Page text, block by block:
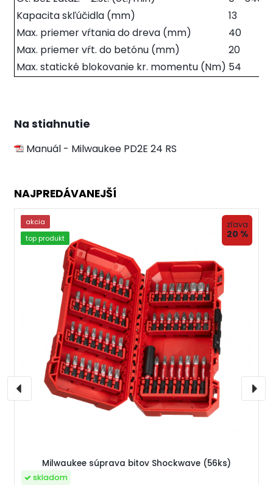
Kapacita skľúčidla (mm)
13
Max. priemer vŕtania do dreva (mm)
40
Max. priemer vŕt. do betónu (mm)
20
Max. statické blokovanie kr. momentu (Nm) 54
Na stiahnutie
Manuál - Milwaukee PD2E 24 RS
NAJPREDÁVANEJŠÍ
Milwaukee súprava bitov Shockwave (56ks)
skladom
akcia
top produkt
zľava
20 %